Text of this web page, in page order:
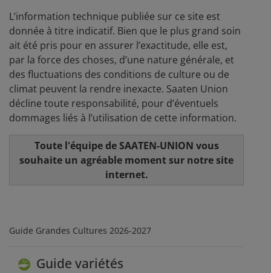
Guide Grandes Cultures 2026-2027
Guide variétés
L’information technique publiée sur ce site est
donnée à titre indicatif. Bien que le plus grand soin
ait été pris pour en assurer l’exactitude, elle est,
par la force des choses, d’une nature générale, et
des fluctuations des conditions de culture ou de
climat peuvent la rendre inexacte. Saaten Union
décline toute responsabilité, pour d’éventuels
dommages liés à l’utilisation de cette information.
Toute l'équipe de SAATEN-UNION vous
souhaite un agréable moment sur notre site
internet.